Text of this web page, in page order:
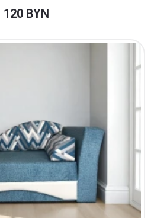
120 BYN